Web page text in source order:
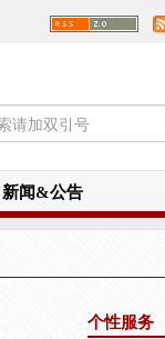
新闻&公告
个性服务